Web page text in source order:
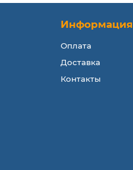
Информация
Оплата
Доставка
Контакты